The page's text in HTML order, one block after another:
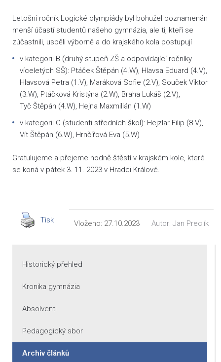
Letošní ročník Logické olympiády byl bohužel poznamenán
menší účastí studentů našeho gymnázia, ale ti, kteří se
zúčastnili, uspěli výborně a do krajského kola postupují
v kategorii B (druhý stupeň ZŠ a odpovídající ročníky
víceletých SŠ): Ptáček Štěpán (4.W), Hlavsa Eduard (4.V),
Hlavsová Petra (1.V), Maráková Sofie (2.V), Souček Viktor
(3.W), Ptáčková Kristýna (2.W), Braha Lukáš (2.V),
Tyč Štěpán (4.W), Hejna Maxmilián (1.W)
v kategorii C (studenti středních škol): Hejzlar Filip (8.V),
Vít Štěpán (6.W), Hrnčířová Eva (5.W)
Gratulujeme a přejeme hodně štěstí v krajském kole, které
se koná v pátek 3. 11. 2023 v Hradci Králové.
Tisk Vloženo: 27.10.2023 Autor: Jan Preclík
Historický přehled
Kronika gymnázia
Absolventi
Pedagogický sbor
Archiv článků